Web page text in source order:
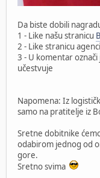
Da biste dobili
1 - Like našu stranicu
2 - Like stranicu
3 - U komentar
učestvuje
Napomena: Iz
samo na pratitelje iz
Sretne dobitnike
odabirom jednog od
gore.
Sretno svima